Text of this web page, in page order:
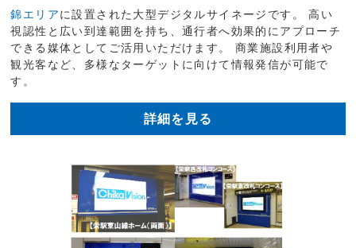
錦エリアに設置された大型デジタルサイネージです。 高い
視認性と広い到達範囲を持ち、通行者へ効果的にアプローチ
できる媒体としてご活用いただけます。 商業施設利用者や
観光客など、多様なターゲットに向けて情報発信が可能で
す。
詳細を見る